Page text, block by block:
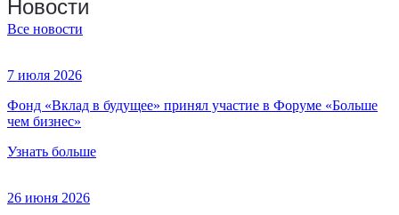
Новости
Все новости
7 июля 2026
Фонд «Вклад в будущее» принял участие в Форуме «Больше
чем бизнес»
Узнать больше
26 июня 2026